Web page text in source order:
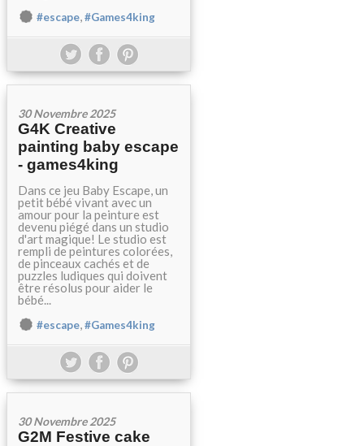
#escape,#Games4king
30 Novembre 2025
G4K Creative
painting baby escape
- games4king
Dans ce jeu Baby Escape, un
petit bébé vivant avec un
amour pour la peinture est
devenu piégé dans un studio
d'art magique! Le studio est
rempli de peintures colorées,
de pinceaux cachés et de
puzzles ludiques qui doivent
être résolus pour aider le
bébé...
#escape,#Games4king
30 Novembre 2025
G2M Festive cake